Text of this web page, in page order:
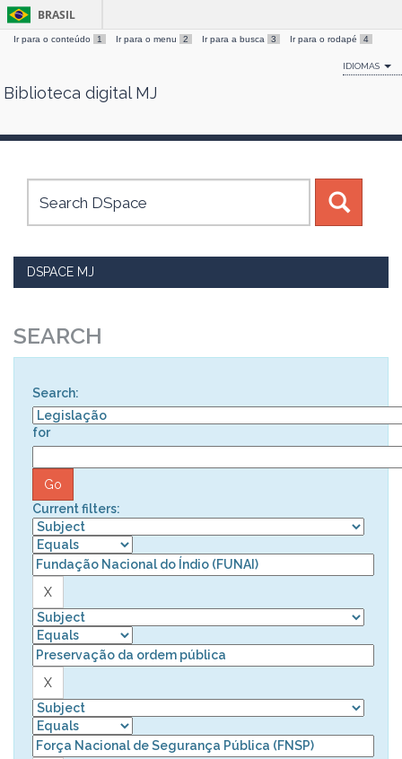
Skip
BRASIL
Ir para o conteúdo 1 Ir para o menu 2 Ir para a busca 3 Ir para o rodapé 4
IDIOMAS
Biblioteca digital MJ
DSPACE MJ
SEARCH
Search:
for
Current filters: